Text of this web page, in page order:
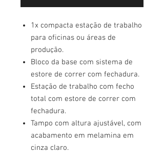
1x compacta estação de trabalho
para oficinas ou áreas de
produção.
Bloco da base com sistema de
estore de correr com fechadura.
Estação de trabalho com fecho
total com estore de correr com
fechadura.
Tampo com altura ajustável, com
acabamento em melamina em
cinza claro.